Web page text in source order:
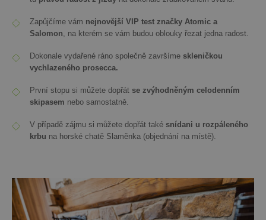
Zapůjčíme vám nejnovější VIP test značky Atomic a
Salomon, na kterém se vám budou oblouky řezat jedna radost.
Dokonale vydařené ráno společně završíme skleničkou
vychlazeného prosecca.
První stopu si můžete dopřát se zvýhodněným celodenním
skipasem nebo samostatně.
V případě zájmu si můžete dopřát také snídani u rozpáleného
krbu na horské chatě Slaměnka (objednání na místě).